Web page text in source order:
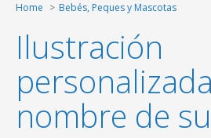
Home Bebés, Peques y Mascotas
Ilustración
nombre de